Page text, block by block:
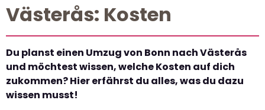
Västerås: Kosten
Du planst einen Umzug von Bonn nach Västerås
und möchtest wissen, welche Kosten auf dich
zukommen? Hier erfährst du alles, was du dazu
wissen musst!